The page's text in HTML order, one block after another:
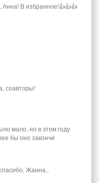
Анна! В избранное!👍👍👍
соавторы!
мало, но в этом году
бы оно закончи
Жанна..